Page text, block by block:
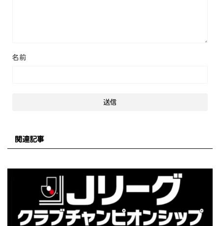
名前
関連記事